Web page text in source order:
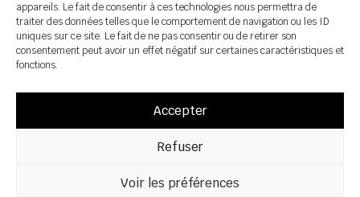
appareils. Le fait de consentir à ces technologies nous permettra de
traiter des données telles que le comportement de navigation ou les ID
uniques sur ce site. Le fait de ne pas consentir ou de retirer son
consentement peut avoir un effet négatif sur certaines caractéristiques et
fonctions.
Accepter
Refuser
Voir les préférences
Политика за поверителност